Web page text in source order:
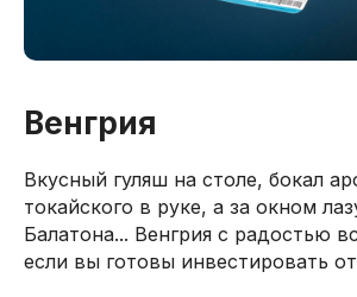
Венгрия
Вкусный гуляш на столе, бокал
токайского в руке, а за окном
Балатона... Венгрия с радостью
если вы готовы инвестировать